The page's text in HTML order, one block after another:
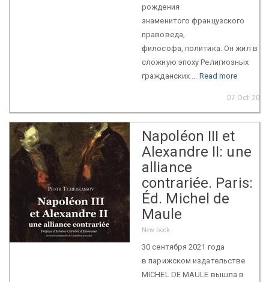
рождения
знаменитого французского
правоведа,
философа, политика. Он жил в
сложную эпоху Религиозных
гражданских ... Read more
07 Oct 2021
Napoléon III et
Alexandre II: une
alliance
contrariée. Paris:
Éd. Michel de
Maule
New book
30 сентября 2021 года
в парижском издательстве
MICHEL DE MAULE вышла в